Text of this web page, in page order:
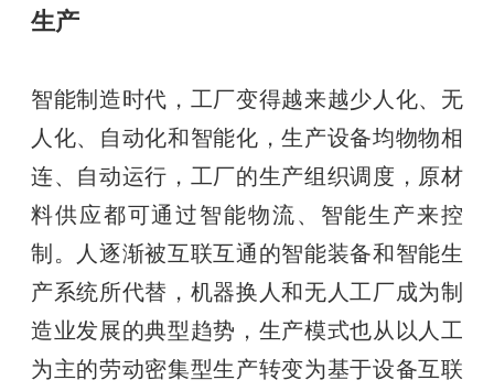
生产
智能制造时代，工厂变得越来越少人化、无
人化、自动化和智能化，生产设备均物物相
连、自动运行，工厂的生产组织调度，原材
料供应都可通过智能物流、智能生产来控
制。人逐渐被互联互通的智能装备和智能生
产系统所代替，机器换人和无人工厂成为制
造业发展的典型趋势，生产模式也从以人工
为主的劳动密集型生产转变为基于设备互联